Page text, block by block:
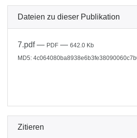
Dateien zu dieser Publikation
7.pdf— PDF — 642.0 Kb
MD5:
Zitieren